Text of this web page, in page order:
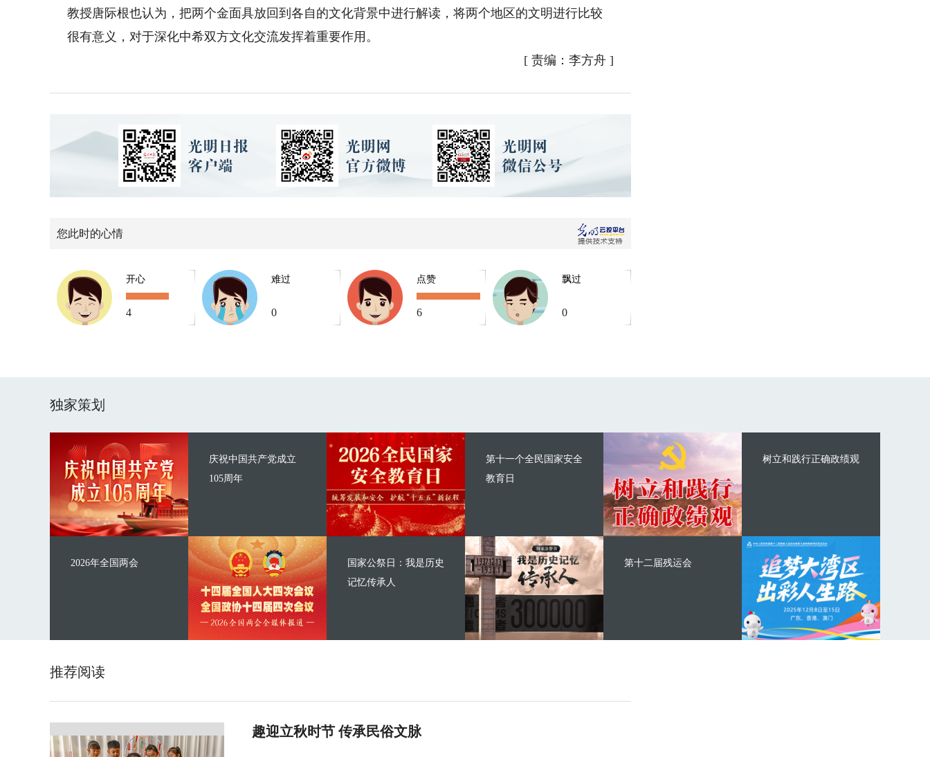
教授唐际根也认为，把两个金面具放回到各自的文化背景中进行解读，将两个地区的文明进行比较
很有意义，对于深化中希双方文化交流发挥着重要作用。
[ 责编：李方舟]
您此时的心情
开心
4
难过
0
点赞
6
飘过
0
独家策划
庆祝中国共产党成立
105周年
2026年全国两会
第十一个全民国家安全
教育日
国家公祭日：我是历史
记忆传承人
树立和践行正确政绩观
第十二届残运会
推荐阅读
趣迎立秋时节 传承民俗文脉